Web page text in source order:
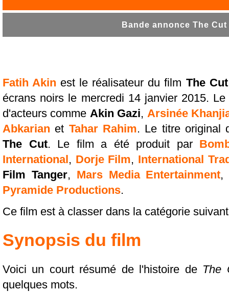
Bande annonce The
Fatih Akin est le réalisateur du film The
écrans noirs le mercredi 14 janvier 2015.
d'acteurs comme Akin Gazi, Arsinée
Abkarian et Tahar Rahim. Le titre original
The Cut. Le film a été produit par
International , Dorje Film, International
Film Tanger, Mars Media Entertainment
Pyramide Productions.
Ce film est à classer dans la catégorie
Synopsis du film
Voici un court résumé de l'histoire de The
quelques mots.